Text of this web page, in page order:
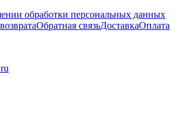
обработки персональных данных
Обратная связьДоставкаОплата